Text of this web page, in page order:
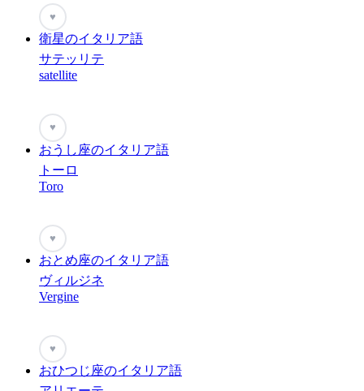
♥
衛星のイタリア語
サテッリテ
satellite
♥
おうし座のイタリア語
トーロ
Toro
♥
おとめ座のイタリア語
ヴィルジネ
Vergine
♥
おひつじ座のイタリア語